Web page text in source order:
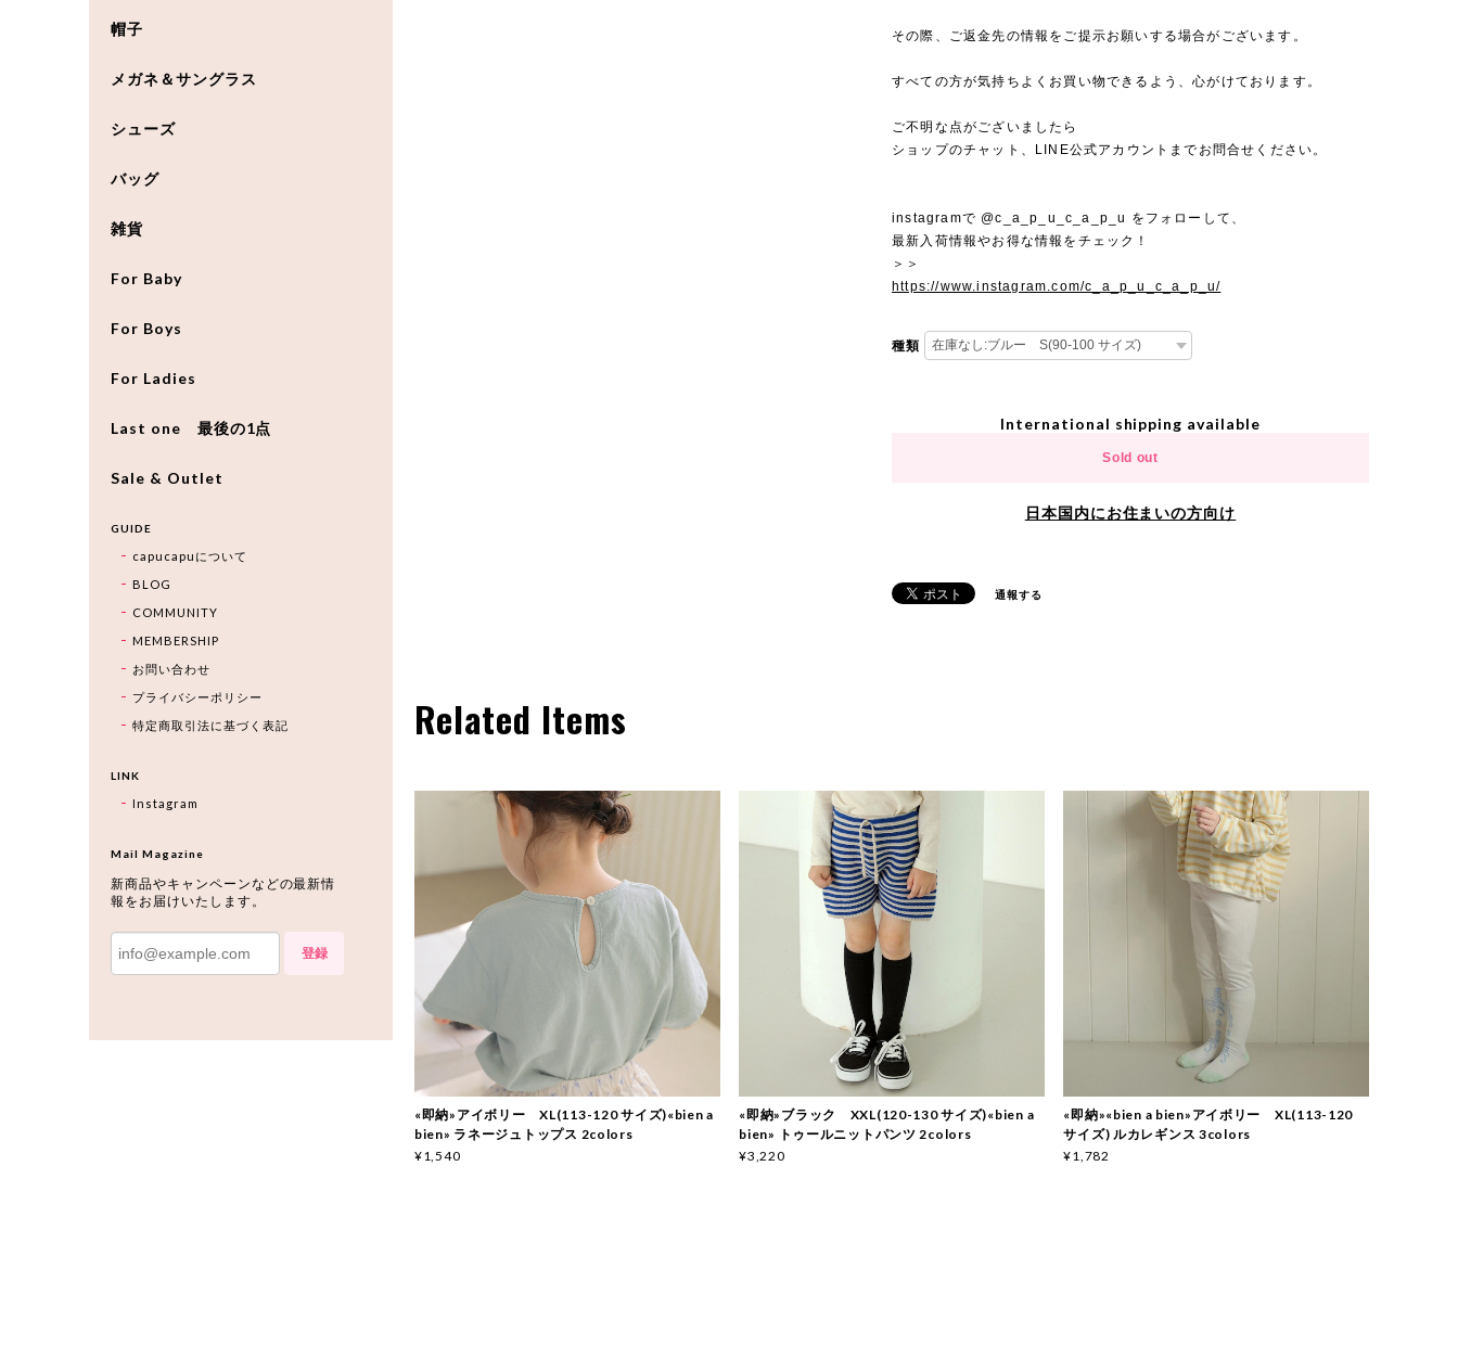
その際、ご返金先の情報をご提示お願いする場合がございます。
すべての方が気持ちよくお買い物できるよう、心がけております。
ご不明な点がございましたら
ショップのチャット、LINE公式アカウントまでお問合せください。
instagramで @c_a_p_u_c_a_p_u をフォローして、
最新入荷情報やお得な情報をチェック！
＞＞
https://www.instagram.com/c_a_p_u_c_a_p_u/
種類
International shipping available
Sold out
日本国内にお住まいの方向け
通報する
Related Items
«即納»アイボリー XL(113-120 サイズ)«bien a
bien» ラネージュトップス 2colors
¥1,540
«即納»ブラック XXL(120-130 サイズ)«bien a
bien» トゥールニットパンツ 2colors
¥3,220
«即納»«bien a bien»アイボリー XL(113-120
サイズ) ルカレギンス 3colors
¥1,782
帽子
メガネ＆サングラス
シューズ
バッグ
雑貨
For Baby
For Boys
For Ladies
Last one 最後の1点
Sale & Outlet
GUIDE
capucapuについて
BLOG
COMMUNITY
MEMBERSHIP
お問い合わせ
プライバシーポリシー
特定商取引法に基づく表記
LINK
Instagram
Mail Magazine
新商品やキャンペーンなどの最新情
報をお届けいたします。
登録